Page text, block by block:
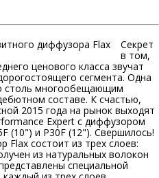
Секрет
в том,
ценового класса звучат
сегмента. Одна
столь многообещающим
составе. К счастью,
2015 года на рынок выходят
Expert с диффузором
(10") и P30F (12"). Свершилось!
состоит из трех слоев:
из натуральных волокон
специальной